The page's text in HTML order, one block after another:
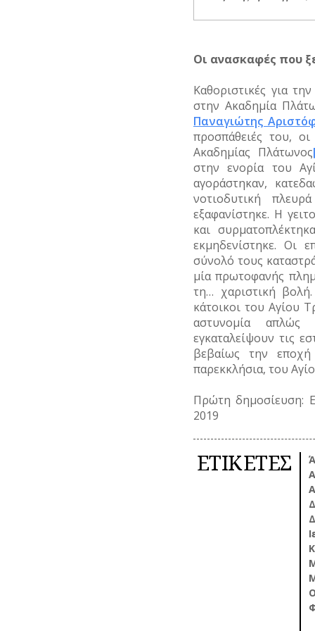
Οι ανασκαφές που
Καθοριστικές για
στην Ακαδημία
Παναγιώτης
προσπάθειές του,
Ακαδημίας Πλάτωνος
στην ενορία του
αγοράστηκαν,
νοτιοδυτική
εξαφανίστηκε. Η
και
εκμηδενίστηκε. Οι
σύνολό τους
μία πρωτοφανής
τη… χαριστική
κάτοικοι του Αγίου
αστυνομία
εγκαταλείψουν τις
βεβαίως την
παρεκκλήσια, του
Πρώτη δημοσίευση:
2019
ΕΤΙΚΕΤΕΣ